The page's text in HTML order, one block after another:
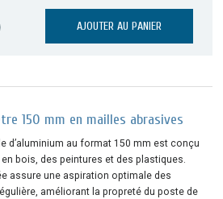
AJOUTER AU PANIER
150 mm en mailles abrasives
d’aluminium au format 150 mm est conçu
bois, des peintures et des plastiques.
assure une aspiration optimale des
améliorant la propreté du poste de